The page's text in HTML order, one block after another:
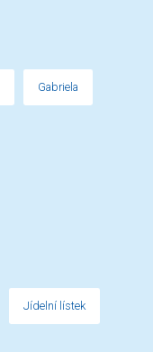
Gabriela
Jídelní lístek